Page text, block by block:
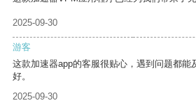
2025-09-30
游客
这款加速器app的客服很贴心，遇到问题都能
好。
2025-09-30